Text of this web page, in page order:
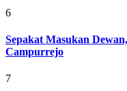
6
Sepakat Masukan
Campurrejo
7